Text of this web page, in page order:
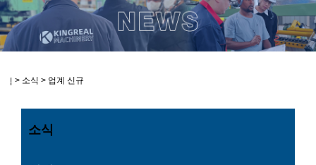
집 > 소식 > 업계 신규
소식